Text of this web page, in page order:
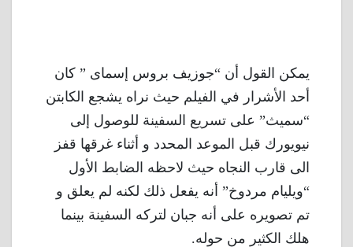
يمكن القول أن “جوزيف بروس إسماى ” كان
أحد الأشرار في الفيلم حيث نراه يشجع الكابتن
“سميث” على تسريع السفينة للوصول إلى
نيويورك قبل الموعد المحدد و أثناء غرقها قفز
الى قارب النجاه حيث لاحظه الضابط الأول
“ويليام مردوخ” أنه يفعل ذلك لكنه لم يعلق و
تم تصويره على أنه جبان لتركه السفينة بينما
هلك الكثير من حوله.